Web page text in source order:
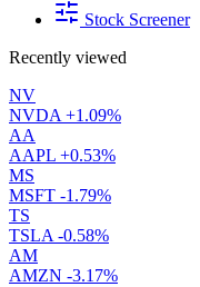
Stock Screener
Recently viewed
NV
NVDA +1.09%
AA
AAPL +0.53%
MS
MSFT -1.79%
TS
TSLA -0.58%
AM
AMZN -3.17%